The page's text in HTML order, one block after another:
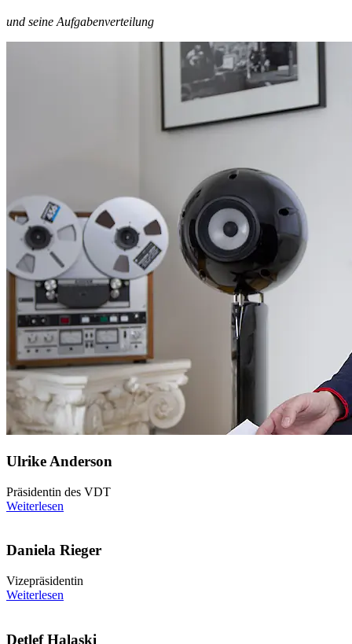
und seine Aufgabenverteilung
Ulrike Anderson
Präsidentin des VDT
Weiterlesen
Daniela Rieger
Vizepräsidentin
Weiterlesen
Detlef Halaski